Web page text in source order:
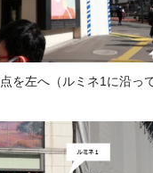
を左へ（ルミネ1に沿っ